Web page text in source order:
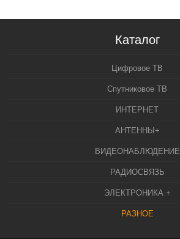
Каталог
Цифровое ТВ
Спутниковое ТВ
ИНТЕРНЕТ
АНТЕННЫ+
ВИДЕОНАБЛЮДЕНИЕ
РАДИОСВЯЗЬ
ЭЛЕКТРОНИКА +
РАЗНОЕ